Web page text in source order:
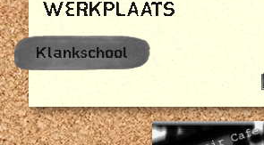
WERKPLAATS
Klankschool